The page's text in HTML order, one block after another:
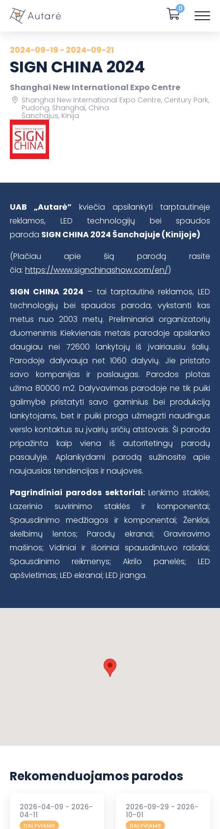
0
2024-09-19 - 2024-09-21
SIGN CHINA 2024
Shanghai New International Expo Centre
Shanghai New International Expo Centre, Century Park,
Pudong, Shanghai, China
Šanchajus, Kinija
UAB „Autarė” kviečia apsilankyti tarptautinėje
reklamos, LED technologijų bei spaudos
paroda SIGN CHINA 2024Šanchajuje (Kinijoje)
(Plačiau apie šią parodą rasite
čia: https://www.signchinashow.com/en/)
SIGN CHINA 2024 – tai tarptautinė reklamos, LED
technologijų bei spaudos paroda, vykstanti kas
metus nuo 2003 metų. Preliminariai organizatorių
duomenimis Kiekvienais metais parodoje apsilanko
daugiau nei 72600 lankytojų iš įvairiausiu šalių.
Parodoje dalyvauja net 1060 dalyvių. Jie pristato
savo kompanijas ir paslaugas. Parodos plotas
užima 80000 m2. Dalyvavimas parodoje ne tik puiki
galimybė pristatyti savo gaminius bei produkciją
lankytojams, bet ir puiki proga užmegzti naudingus
verslo kontaktus su įvairių sričių atstovais. Ši paroda
pripažinta kaip viena iš autoritetingų parodų
pasaulyje. Aplankydami parodą sužinosite apie
naujausias tendencijas ir naujoves.
Pagrindiniai parodos sektoriai: Lenkimo staklės;
Lazerinio suvirinimo staklės ir komponentai;
Spausdinimo medžiagos ir komponentai; Ženklai,
skelbimų lentos; Parodų ekranai; Graviravimo
mašinos; Vidiniai ir išoriniai spausdintuvo rašalai;
Spausdinimo reikmenys; Akrilo panelės; LED
apšvietimas; LED ekranai; LED įranga.
Rekomenduojamos parodos
2026-04-09 - 2026-
04-11
DALYVIAMS
2026-09-29 - 2026-
10-01
DALYVIAMS